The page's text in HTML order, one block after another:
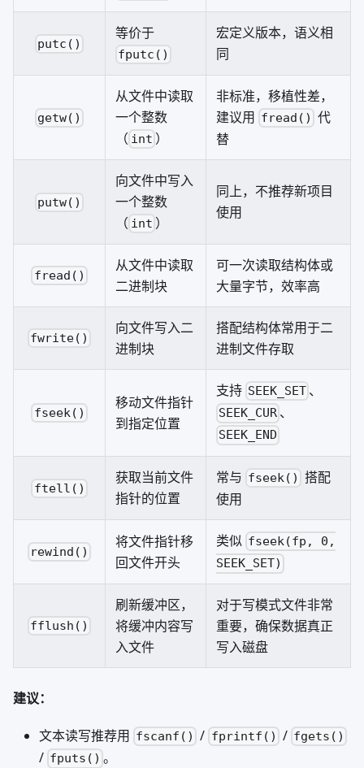
putc()
等价于
fputc()
宏定义版本，语义相
同
getw()
从文件中读取
一个整数
（ int ）
非标准，移植性差，
建议用 fread() 代
替
putw()
向文件中写入
一个整数
（ int ）
同上，不推荐新项目
使用
fread()
从文件中读取
二进制块
可一次读取结构体或
大量字节，效率高
fwrite()
向文件写入二
进制块
搭配结构体常用于二
进制文件存取
fseek()
移动文件指针
到指定位置
支持 SEEK_SET 、
SEEK_CUR 、
SEEK_END
ftell()
获取当前文件
指针的位置
常与 fseek() 搭配
使用
rewind()
将文件指针移
回文件开头
类似 fseek(fp, 0,
SEEK_SET)
fflush()
刷新缓冲区，
将缓冲内容写
入文件
对于写模式文件非常
重要，确保数据真正
写入磁盘
建议：
文本读写推荐用 fscanf() / fprintf() / fgets()
/ fputs() 。